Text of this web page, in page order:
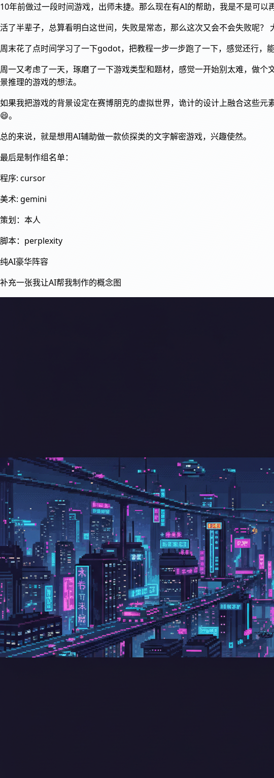
10年前做过一段时间游戏，出师未捷。那么现在有AI的帮助，我是不是可以
活了半辈子，总算看明白这世间，失败是常态，那么这次又会不会失败呢？
周末花了点时间学习了一下godot，把教程一步一步跑了一下，感觉还行，
周一又考虑了一天，琢磨了一下游戏类型和题材，感觉一开始别太难，做
景推理的游戏的想法。
如果我把游戏的背景设定在赛博朋克的虚拟世界，诡计的设计上融合这些
😄。
总的来说，就是想用AI辅助做一款侦探类的文字解密游戏，兴趣使然。
最后是制作组名单：
程序: cursor
美术: gemini
策划：本人
脚本：perplexity
纯AI豪华阵容
补充一张我让AI帮我制作的概念图